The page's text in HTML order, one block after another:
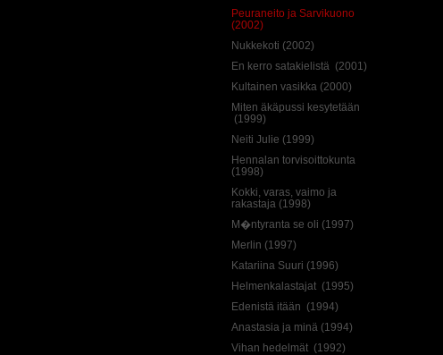
Peuraneito ja Sarvikuono
(2002)
Nukkekoti (2002)
En kerro satakielistä (2001)
Kultainen vasikka (2000)
Miten äkäpussi kesytetään
(1999)
Neiti Julie (1999)
Hennalan torvisoittokunta
(1998)
Kokki, varas, vaimo ja
rakastaja (1998)
M�ntyranta se oli (1997)
Merlin (1997)
Katariina Suuri (1996)
Helmenkalastajat (1995)
Edenistä itään (1994)
Anastasia ja minä (1994)
Vihan hedelmät (1992)